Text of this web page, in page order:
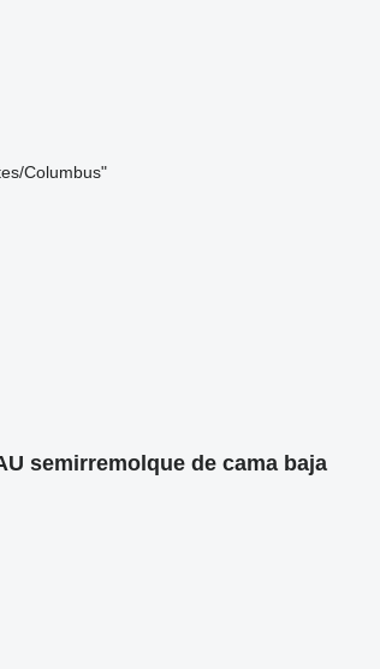
Columbus"
semirremolque de cama baja